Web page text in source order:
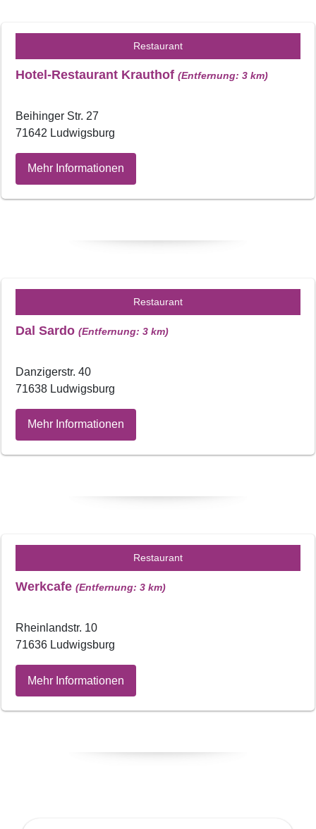
Restaurant
Hotel-Restaurant Krauthof (Entfernung: 3 km)
Beihinger Str. 27
71642 Ludwigsburg
Mehr Informationen
Restaurant
Dal Sardo (Entfernung: 3 km)
Danzigerstr. 40
71638 Ludwigsburg
Mehr Informationen
Restaurant
Werkcafe (Entfernung: 3 km)
Rheinlandstr. 10
71636 Ludwigsburg
Mehr Informationen